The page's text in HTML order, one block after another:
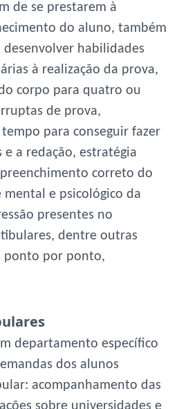
de se prestarem à
do aluno, também
habilidades
à realização da prova,
corpo para quatro ou
de prova,
para conseguir fazer
e a redação, estratégia
correto do
e psicológico da
presentes no
dentre outras
ponto por ponto,
departamento específico
dos alunos
acompanhamento das
sobre universidades e